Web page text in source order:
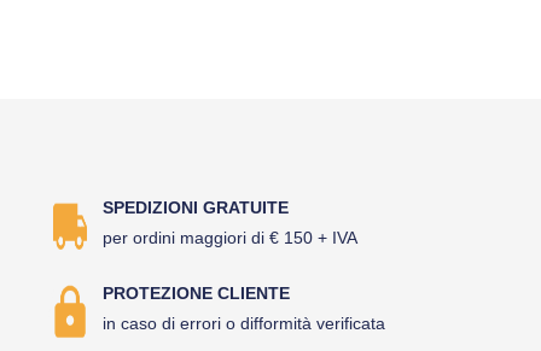
SPEDIZIONI GRATUITE
per ordini maggiori di € 150 + IVA
PROTEZIONE CLIENTE
in caso di errori o difformità verificata